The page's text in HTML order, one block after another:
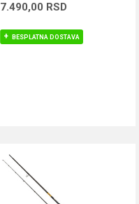
7.490,00 RSD
BESPLATNA DOSTAVA